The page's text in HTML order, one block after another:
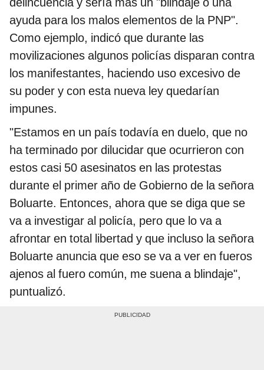
ayuda para los malos elementos de la PNP".
Como ejemplo, indicó que durante las
movilizaciones algunos policías disparan contra
los manifestantes, haciendo uso excesivo de
su poder y con esta nueva ley quedarían
impunes.
"Estamos en un país todavía en duelo, que no
ha terminado por dilucidar que ocurrieron con
estos casi 50 asesinatos en las protestas
durante el primer año de Gobierno de la señora
Boluarte. Entonces, ahora que se diga que se
va a investigar al policía, pero que lo va a
afrontar en total libertad y que incluso la señora
Boluarte anuncia que eso se va a ver en fueros
ajenos al fuero común, me suena a blindaje",
puntualizó.